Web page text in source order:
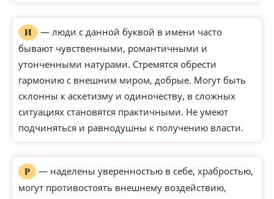
И
— люди с данной буквой в имени часто
бывают чувственными, романтичными и
утонченными натурами. Стремятся обрести
гармонию с внешним миром, добрые. Могут быть
склонны к аскетизму и одиночеству, в сложных
ситуациях становятся практичными. Не умеют
подчиняться и равнодушны к получению власти.
Р
— наделены уверенностью в себе, храбростью,
могут противостоять внешнему воздействию,